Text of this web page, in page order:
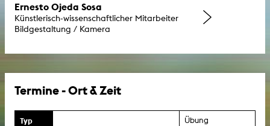
Ernesto Ojeda Sosa
Künstlerisch-wissenschaftlicher Mitarbeiter
Bildgestaltung / Kamera
Termine - Ort & Zeit
Typ Übung